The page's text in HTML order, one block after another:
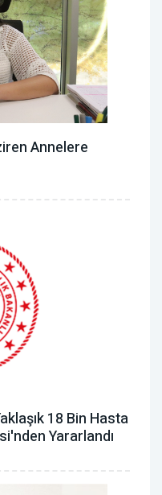
Annelere
18 Bin Hasta
Yararlandı